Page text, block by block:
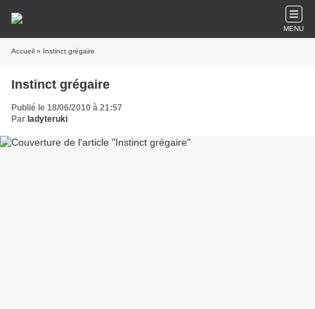
MENU
Accueil » Instinct grégaire
Instinct grégaire
Publié le 18/06/2010 à 21:57
Par ladyteruki